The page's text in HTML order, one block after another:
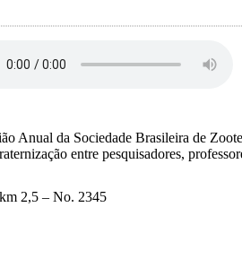
Anual da Sociedade Brasileira de
entre pesquisadores,
2,5 – No. 2345